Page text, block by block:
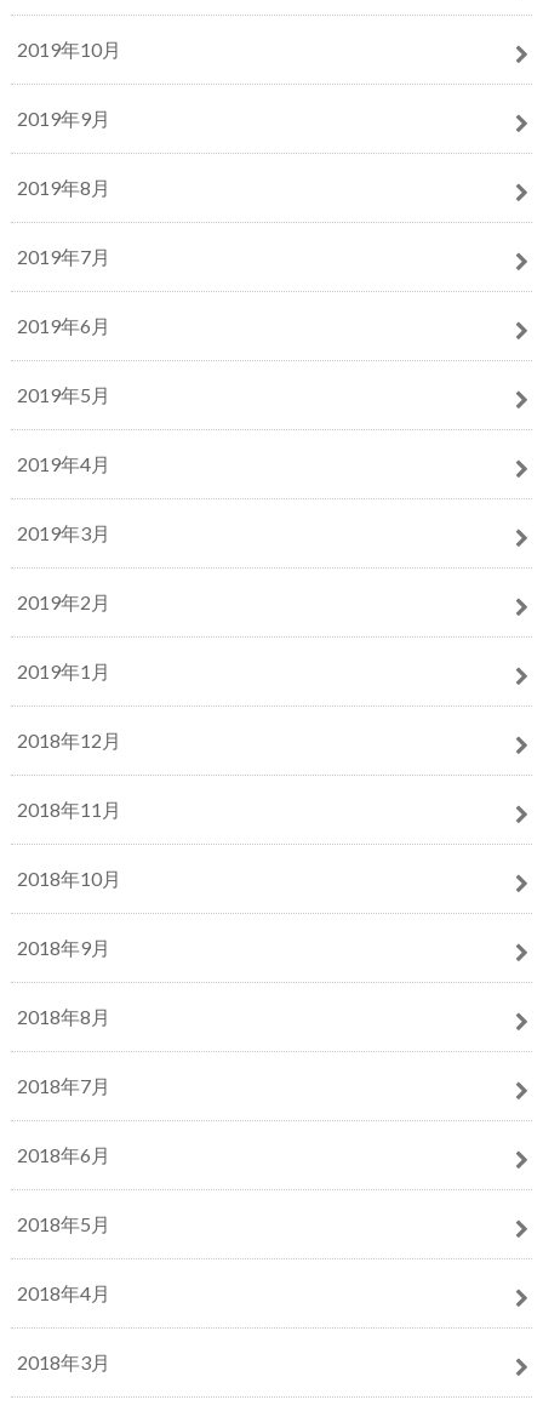
2019年10月
2019年9月
2019年8月
2019年7月
2019年6月
2019年5月
2019年4月
2019年3月
2019年2月
2019年1月
2018年12月
2018年11月
2018年10月
2018年9月
2018年8月
2018年7月
2018年6月
2018年5月
2018年4月
2018年3月